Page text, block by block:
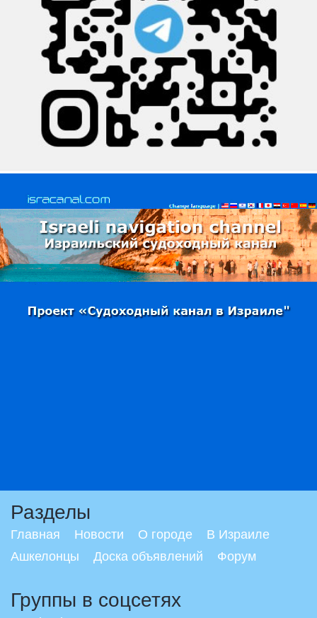
Разделы
Главная Новости О городе
В Израиле
Ашкелонцы
Доска объявлений Форум
Группы в соцсетях